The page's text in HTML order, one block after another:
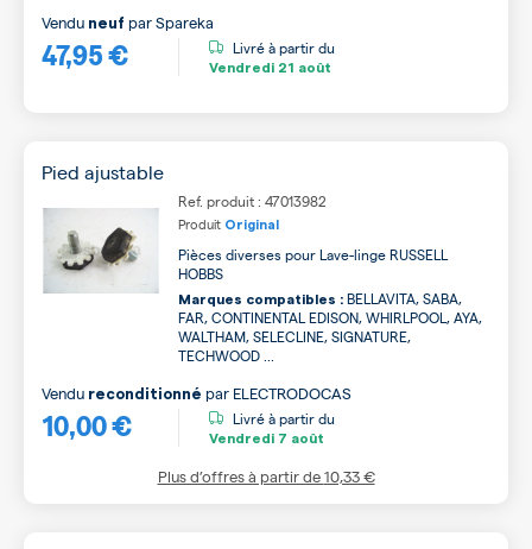
47,95 €
Vendu neuf parSpareka
Livré à partir du
Vendredi 21 août
Pied ajustable
Ref. produit : 47013982
Produit Original
Pièces diverses pour Lave-linge RUSSELL
HOBBS
Marques compatibles : BELLAVITA, SABA,
FAR, CONTINENTAL EDISON, WHIRLPOOL, AYA,
WALTHAM, SELECLINE, SIGNATURE,
TECHWOOD ...
10,00 €
Vendu reconditionné par ELECTRODOCAS
Livré à partir du
Vendredi 7 août
Plus d’offres à partir de10,33 €